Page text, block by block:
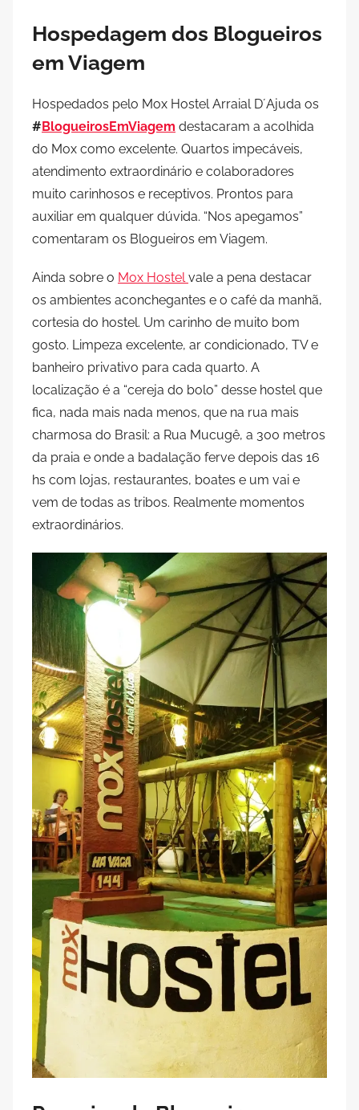
Hospedagem dos Blogueiros
em Viagem
Hospedados pelo Mox Hostel Arraial D´Ajuda os
#BlogueirosEmViagem destacaram a acolhida
do Mox como excelente. Quartos impecáveis,
atendimento extraordinário e colaboradores
muito carinhosos e receptivos. Prontos para
auxiliar em qualquer dúvida. “Nos apegamos”
comentaram os Blogueiros em Viagem.
Ainda sobre o Mox Hostelvale a pena destacar
os ambientes aconchegantes e o café da manhã,
cortesia do hostel. Um carinho de muito bom
gosto. Limpeza excelente, ar condicionado, TV e
banheiro privativo para cada quarto. A
localização é a “cereja do bolo” desse hostel que
fica, nada mais nada menos, que na rua mais
charmosa do Brasil: a Rua Mucugê, a 300 metros
da praia e onde a badalação ferve depois das 16
hs com lojas, restaurantes, boates e um vai e
vem de todas as tribos. Realmente momentos
extraordinários.